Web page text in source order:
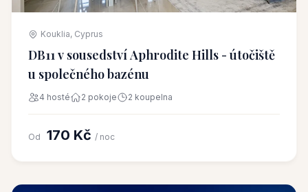
Kouklia, Cyprus
DB11 v sousedství Aphrodite Hills - útočiště
u společného bazénu
4 hosté 2 pokoje 2 koupelna
Od 170 Kč / noc